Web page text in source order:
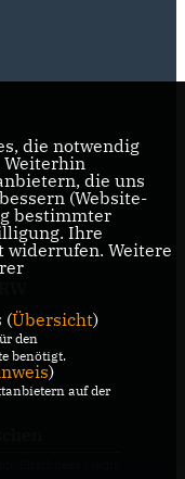
KONTAKT
die notwendig
Weiterhin
die uns
(Website-
bestimmter
Ihre
widerrufen. Weitere
(Übersicht)
den
benötigt.
)
auf der